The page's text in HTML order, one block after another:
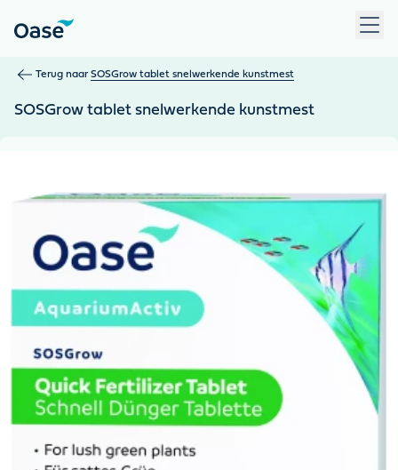
Terug naar SOSGrow tablet snelwerkende kunstmest
SOSGrow tablet snelwerkende kunstmest